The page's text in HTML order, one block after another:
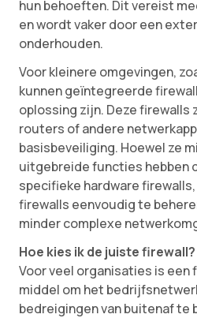
hun behoeften. Dit vereist
en wordt vaker door een
onderhouden.
Voor kleinere omgevingen,
kunnen geïntegreerde
oplossing zijn. Deze firewalls
routers of andere
basisbeveiliging. Hoewel ze
uitgebreide functies hebben
specifieke hardware
firewalls eenvoudig te
minder complexe
Hoe kies ik de juiste firewall?
Voor veel organisaties is een
middel om het
bedreigingen van buitenaf te